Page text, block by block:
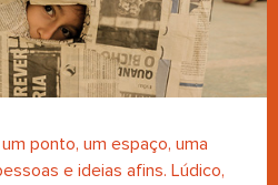
ponto, um espaço, uma
e ideias afins. Lúdico,